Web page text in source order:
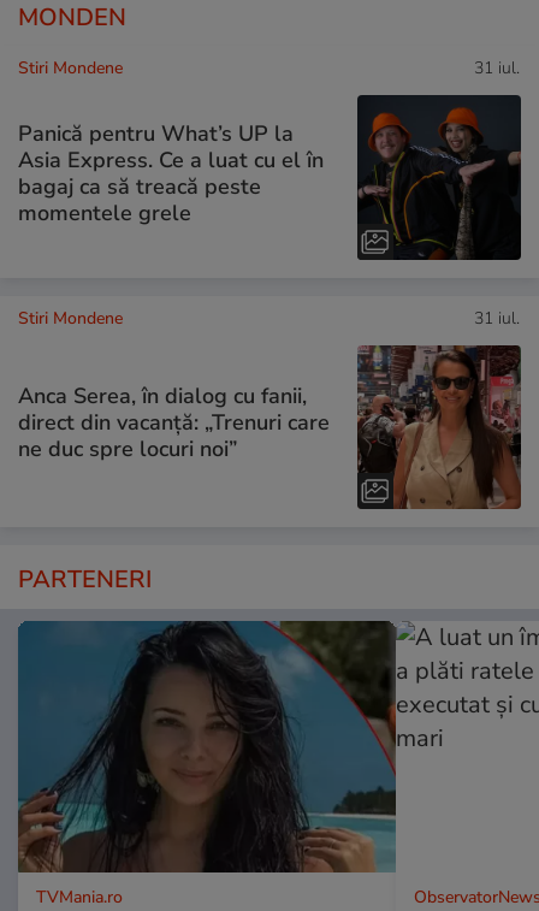
MONDEN
Stiri Mondene 31 iul.
Panică pentru What’s UP la
Asia Express. Ce a luat cu el în
bagaj ca să treacă peste
momentele grele
Stiri Mondene 31 iul.
Anca Serea, în dialog cu fanii,
direct din vacanță: „Trenuri care
ne duc spre locuri noi”
PARTENERI
TVMania.ro